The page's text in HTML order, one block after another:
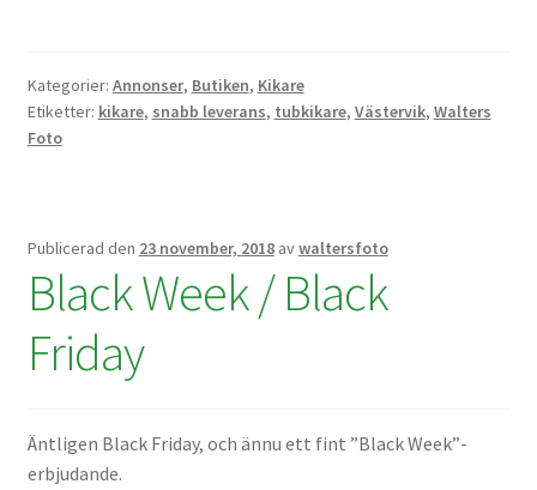
Kikare Tillbehör
Minneskort
USB-minne / Hårddisk
Kortläsare
Kategorier: Annonser, Butiken, Kikare
Etiketter: kikare, snabb leverans, tubkikare, Västervik, Walters
Foto
Publicerad den 23 november, 2018 avwaltersfoto
Black Week / Black
Friday
Äntligen Black Friday, och ännu ett fint ”Black Week”-
erbjudande.